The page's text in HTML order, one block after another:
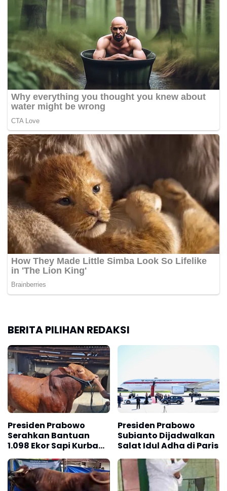
BERITA PILIHAN REDAKSI
Presiden Prabowo
Serahkan Bantuan
1.098 Ekor Sapi Kurban
Idul Adha 1447 Hijriah
Presiden Prabowo
Subianto Dijadwalkan
Salat Idul Adha di Paris